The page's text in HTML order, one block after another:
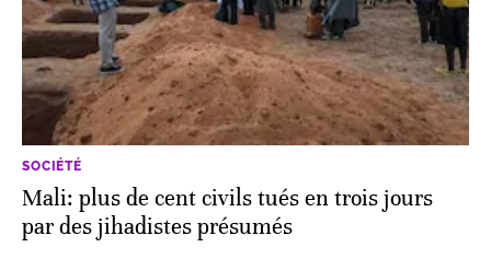
SOCIÉTÉ
Mali: plus de cent civils tués en trois jours
par des jihadistes présumés